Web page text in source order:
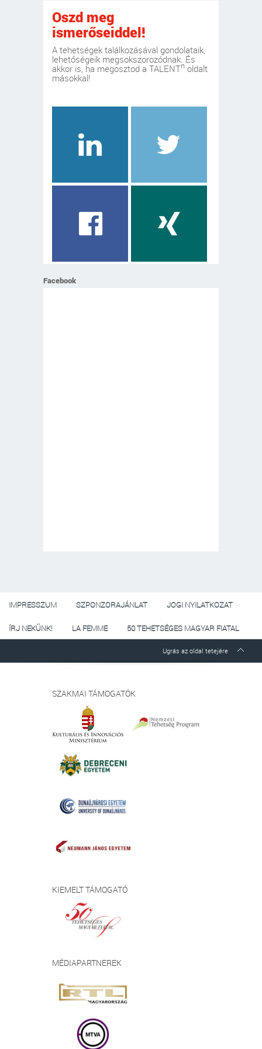
Oszd meg
ismerőseiddel!
A tehetségek találkozásával gondolataik,
lehetőségeik megsokszorozódnak. És
akkor is, ha megosztod a TALENTn oldalt
másokkal!
Facebook
IMPRESSZUM SZPONZORAJÁNLAT JOGI NYILATKOZAT
ÍRJ NEKÜNK! LA FEMME 50 TEHETSÉGES MAGYAR FIATAL
Ugrás az oldal tetejére
SZAKMAI TÁMOGATÓK
KIEMELT TÁMOGATÓ
MÉDIAPARTNEREK